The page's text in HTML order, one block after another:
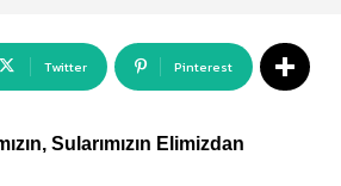
Twitter Pinterest
Sularımızın Elimizdan